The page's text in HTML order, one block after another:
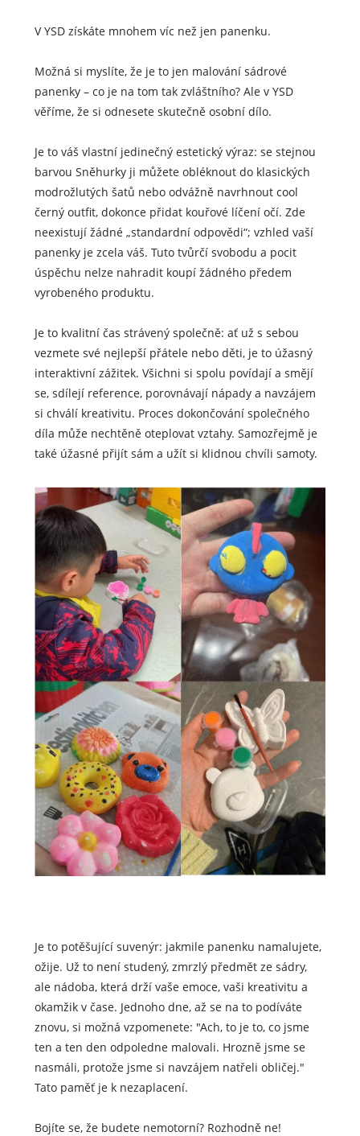
V YSD získáte mnohem víc než jen panenku.
Možná si myslíte, že je to jen malování sádrové
panenky – co je na tom tak zvláštního? Ale v YSD
věříme, že si odnesete skutečně osobní dílo.
Je to váš vlastní jedinečný estetický výraz: se stejnou
barvou Sněhurky ji můžete obléknout do klasických
modrožlutých šatů nebo odvážně navrhnout cool
černý outfit, dokonce přidat kouřové líčení očí. Zde
neexistují žádné „standardní odpovědi“; vzhled vaší
panenky je zcela váš. Tuto tvůrčí svobodu a pocit
úspěchu nelze nahradit koupí žádného předem
vyrobeného produktu.
Je to kvalitní čas strávený společně: ať už s sebou
vezmete své nejlepší přátele nebo děti, je to úžasný
interaktivní zážitek. Všichni si spolu povídají a smějí
se, sdílejí reference, porovnávají nápady a navzájem
si chválí kreativitu. Proces dokončování společného
díla může nechtěně oteplovat vztahy. Samozřejmě je
také úžasné přijít sám a užít si klidnou chvíli samoty.
Je to potěšující suvenýr: jakmile panenku namalujete,
ožije. Už to není studený, zmrzlý předmět ze sádry,
ale nádoba, která drží vaše emoce, vaši kreativitu a
okamžik v čase. Jednoho dne, až se na to podíváte
znovu, si možná vzpomenete: "Ach, to je to, co jsme
ten a ten den odpoledne malovali. Hrozně jsme se
nasmáli, protože jsme si navzájem natřeli obličej."
Tato paměť je k nezaplacení.
Bojíte se, že budete nemotorní? Rozhodně ne!